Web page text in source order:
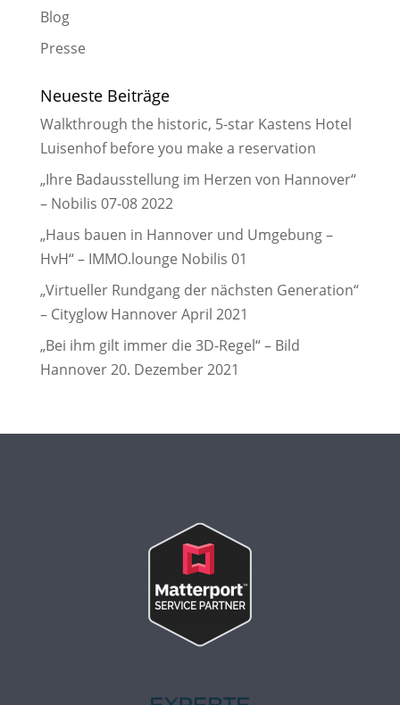
Blog
Presse
Neueste Beiträge
Walkthrough the historic, 5-star Kastens Hotel
Luisenhof before you make a reservation
„Ihre Badausstellung im Herzen von Hannover“
– Nobilis 07-08 2022
„Haus bauen in Hannover und Umgebung –
HvH“ – IMMO.lounge Nobilis 01
„Virtueller Rundgang der nächsten Generation“
– Cityglow Hannover April 2021
„Bei ihm gilt immer die 3D-Regel“ – Bild
Hannover 20. Dezember 2021